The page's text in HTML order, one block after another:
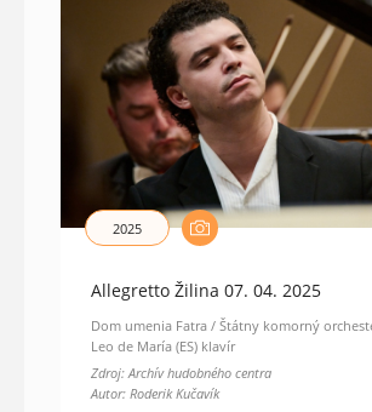
2025
Allegretto Žilina 07. 04. 2025
Dom umenia Fatra / Štátny komorný
Leo de María (ES) klavír
Zdroj: Archív hudobného centra
Autor: Roderik Kučavík